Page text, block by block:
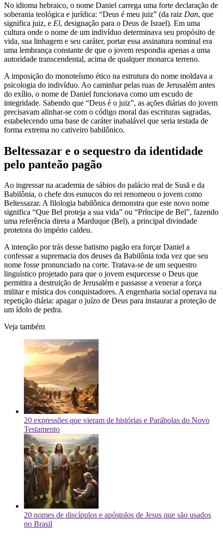
No idioma hebraico, o nome Daniel carrega uma forte declaração de
soberania teológica e jurídica: “Deus é meu juiz” (da raiz Dan, que
significa juiz, e El, designação para o Deus de Israel). Em uma
cultura onde o nome de um indivíduo determinava seu propósito de
vida, sua linhagem e seu caráter, portar essa assinatura nominal era
uma lembrança constante de que o jovem respondia apenas a uma
autoridade transcendental, acima de qualquer monarca terreno.
A imposição do monoteísmo ético na estrutura do nome moldava a
psicologia do indivíduo. Ao caminhar pelas ruas de Jerusalém antes
do exílio, o nome de Daniel funcionava como um escudo de
integridade. Sabendo que “Deus é o juiz”, as ações diárias do jovem
precisavam alinhar-se com o código moral das escrituras sagradas,
estabelecendo uma base de caráter inabalável que seria testada de
forma extrema no cativeiro babilônico.
Beltessazar e o sequestro da identidade
pelo panteão pagão
Ao ingressar na academia de sábios do palácio real de Susã e da
Babilônia, o chefe dos eunucos do rei renomeou o jovem como
Beltessazar. A filologia babilônica demonstra que este novo nome
significa “Que Bel proteja a sua vida” ou “Príncipe de Bel”, fazendo
uma referência direta a Marduque (Bel), a principal divindade
protetora do império caldeu.
A intenção por trás desse batismo pagão era forçar Daniel a
confessar a supremacia dos deuses da Babilônia toda vez que seu
nome fosse pronunciado na corte. Tratava-se de um sequestro
linguístico projetado para que o jovem esquecesse o Deus que
permitira a destruição de Jerusalém e passasse a venerar a força
militar e mística dos conquistadores. A engenharia social operava na
repetição diária: apagar o juízo de Deus para instaurar a proteção de
um ídolo de pedra.
Veja também
20 expressões que vieram de histórias e Parábolas do Novo
Testamento
20 nomes de discípulos e apóstolos de Jesus que são usados
no Brasil